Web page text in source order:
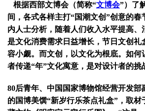
根据西部文博会（简称“文博会”）了
间，各式各样主打“国潮文创”创意的春
内人士分析，随着人们收入水平提高、
是文化消费需求日益增长，节日文创礼
容小觑。而文创，以文化为根底。如何
者传递“年”文化寓意，是对设计者的挑
80后青年、中国国家博物馆经营开发部
的国博美馔“新岁行乐茶点礼盒”，取材